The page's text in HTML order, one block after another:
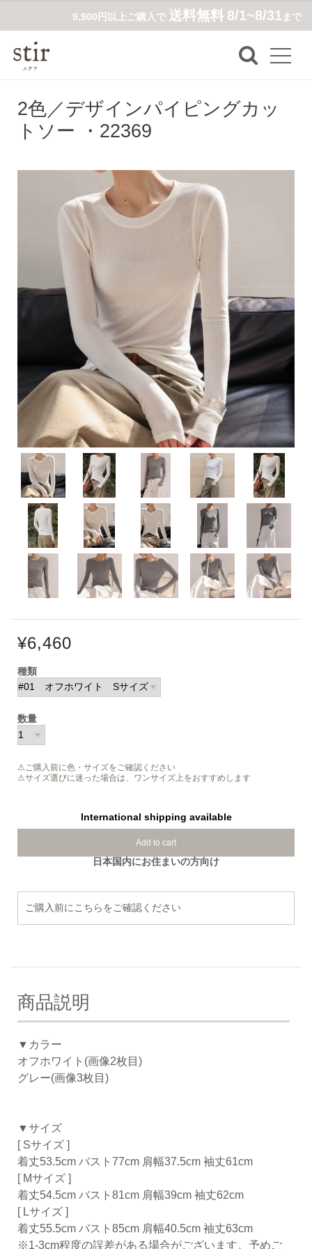
9,900円以上ご購入で 送料無料 8/1~8/31まで
2色／デザインパイピングカッ
トソー ・22369
¥6,460
種類
数量
⚠ご購入前に色・サイズをご確認ください
⚠サイズ選びに迷った場合は、ワンサイズ上をおすすめします
International shipping available
Add to cart
日本国内にお住まいの方向け
ご購入前にこちらをご確認ください
商品説明
▼カラー
オフホワイト(画像2枚目)
グレー(画像3枚目)
▼サイズ
[ Sサイズ ]
着丈53.5cm バスト77cm 肩幅37.5cm 袖丈61cm
[ Mサイズ ]
着丈54.5cm バスト81cm 肩幅39cm 袖丈62cm
[ Lサイズ ]
着丈55.5cm バスト85cm 肩幅40.5cm 袖丈63cm
※1-3cm程度の誤差がある場合がございます。予めご